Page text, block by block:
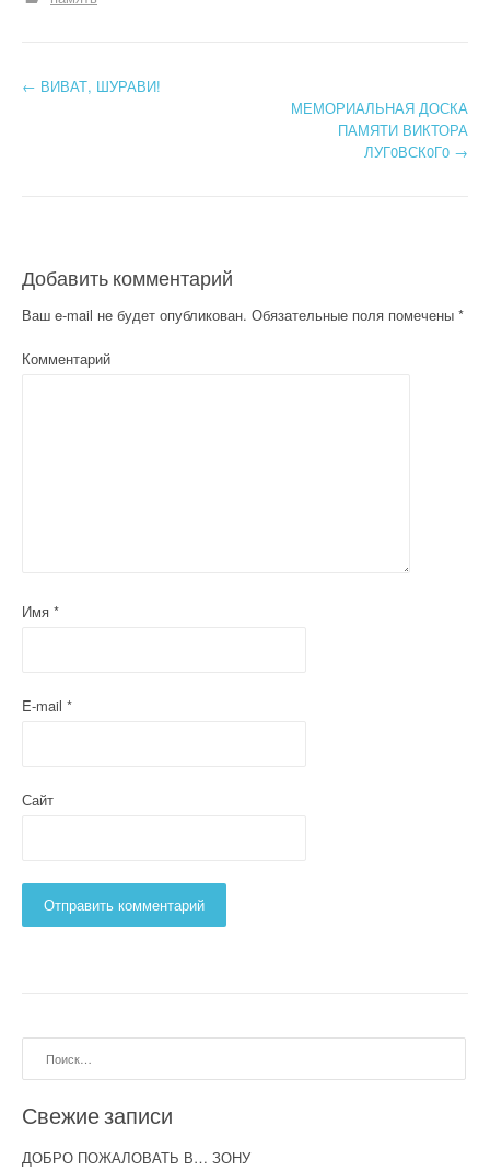
Post navigation
← ВИВАТ, ШУРАВИ!
МЕМОРИАЛЬНАЯ ДОСКА
ПАМЯТИ ВИКТОРА
ЛУГ0ВСК0Г0 →
Добавить комментарий
Ваш e-mail не будет опубликован. Обязательные поля помечены *
Комментарий
Имя *
E-mail *
Сайт
Свежие записи
ДОБРО ПОЖАЛОВАТЬ В… ЗОНУ